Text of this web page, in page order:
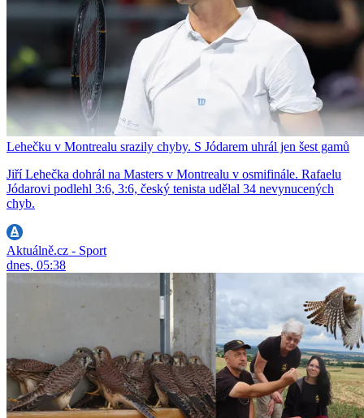
Lehečku v Montrealu srazily chyby. S Jódarem uhrál jen šest gamů
Jiří Lehečka dohrál na Masters v Montrealu v osmifinále. Rafaelu
Jódarovi podlehl 3:6, 3:6, český tenista udělal 34 nevynucených
chyb.
Aktuálně.cz - Sport
dnes, 05:38